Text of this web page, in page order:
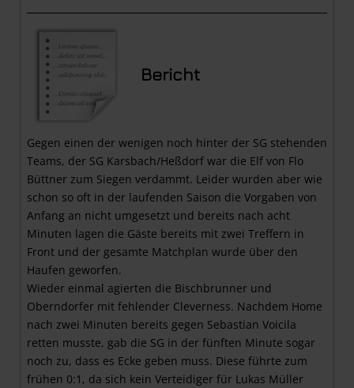
Bericht
Gegen einen der wenigen noch hinter der SG stehenden
Teams, der SG Karsbach/Heßdorf war die Elf von Flo
Büttner zum Siegen verdammt. Leider wurden aber wie
schon so oft in der laufenden Saison die Vorgaben von
Anfang an nicht umgesetzt und bereits nach acht
Minuten lagen die Gäste bereits mit zwei Treffern in
Front und der gesamte Matchplan wurde über den
Haufen geworfen.
Wieder einmal agierten die Bischbrunner und
Oberndorfer mit fehlender Cleverness. Nachdem Home
nach zwei Minuten bereits gegen Sebastian Voicila
retten musste, gab die SG in der fünften Minute sogar
noch zu, dass es Ecke geben muss. Diese führte zum
frühen 0:1, da sich kein Verteidiger für Lukas Müller